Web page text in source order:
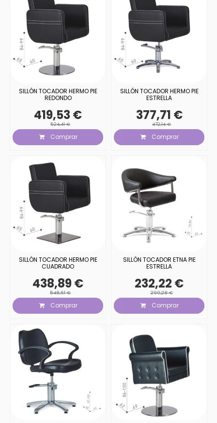
SILLÓN TOCADOR HERMO PIE
REDONDO
419,53 €
524,41 €
Comprar
SILLÓN TOCADOR HERMO PIE
ESTRELLA
377,71 €
472,14 €
Comprar
SILLÓN TOCADOR HERMO PIE
CUADRADO
438,89 €
548,61 €
Comprar
SILLÓN TOCADOR ETNA PIE
ESTRELLA
232,22 €
290,28 €
Comprar